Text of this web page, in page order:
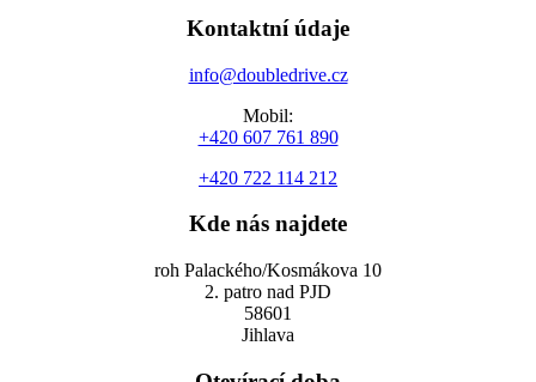
Kontaktní údaje
info@doubledrive.cz
Mobil:
+420 607 761 890
+420 722 114 212
Kde nás najdete
roh Palackého/Kosmákova 10
2. patro nad PJD
58601
Jihlava